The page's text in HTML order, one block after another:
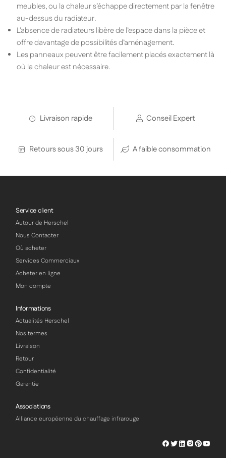
meubles, ou la chaleur s’échappe directement par la fenêtre
au-dessus du radiateur.
L’absence de radiateurs libère de l’espace dans la pièce et
offre davantage de possibilités d’aménagement.
Les panneaux peuvent être facilement placés exactement là
où la chaleur est nécessaire.
Livraison rapide Conseil Expert
Retours sous 30 jours A faible consommation
Service client
Autour de Herschel
Nous Contacter
Où acheter
Services Commerciaux
Acheter en ligne
Mon compte
Informations
Actualités Herschel
Nos termes
Livraison
Retour
Confidentialité
Garantie
Associations
Alliance européenne du chauffage infrarouge
Herschel
Herschel
Herschel
Herschel
Herschel